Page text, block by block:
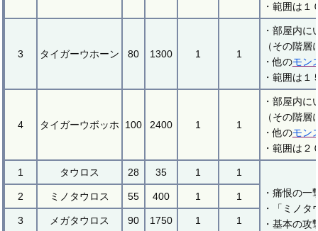
・範囲は
3 タイガーウホーン 80 1300 1 1
・部屋内に
（その階層
・他のモン
・範囲は
4 タイガーウボッホ 100 2400 1 1
・部屋内に
（その階層
・他のモン
・範囲は
1 タウロス 28 35 1
1
・痛恨の
・「ミノ
・基本の
2 ミノタウロス 55 400 1 1
3 メガタウロス 90 1750 1 1